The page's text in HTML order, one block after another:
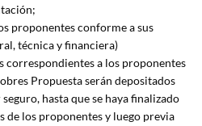
proponentes conforme a sus
técnica y financiera)
correspondientes a los proponentes
Propuesta serán depositados
hasta que se haya finalizado
de los proponentes y luego previa